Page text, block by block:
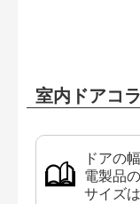
室内ドアコ
ドアの
電製品
サイズ